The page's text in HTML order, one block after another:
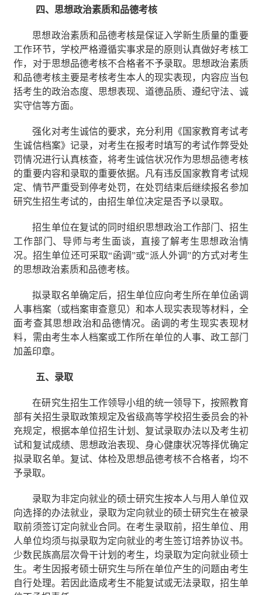
四、思想政治素质和品德考核
思想政治素质和品德考核是保证入学新生质量的重要
工作环节，学校严格遵循实事求是的原则认真做好考核工
作，对于思想品德考核不合格者不予录取。思想政治素质
和品德考核主要是考核考生本人的现实表现，内容应当包
括考生的政治态度、思想表现、道德品质、遵纪守法、诚
实守信等方面。
强化对考生诚信的要求，充分利用《国家教育考试考
生诚信档案》记录，对考生在报考时填写的考试作弊受处
罚情况进行认真核查，将考生诚信状况作为思想品德考核
的重要内容和录取的重要依据。凡有违反国家教育考试规
定、情节严重受到停考处罚，在处罚结束后继续报名参加
研究生招生考试的，由招生单位决定是否予以录取。
招生单位在复试的同时组织思想政治工作部门、招生
工作部门、导师与考生面谈，直接了解考生思想政治情
况。招生单位还可采取“函调”或“派人外调”的方式对考生
的思想政治素质和品德考核。
拟录取名单确定后，招生单位应向考生所在单位函调
人事档案（或档案审查意见）和本人现实表现等材料，全
面考查其思想政治和品德情况。函调的考生现实表现材
料，需由考生本人档案或工作所在单位的人事、政工部门
加盖印章。
五、录取
在研究生招生工作领导小组的统一领导下，按照教育
部有关招生录取政策规定及省级高等学校招生委员会的补
充规定，根据本单位招生计划、复试录取办法以及考生初
试和复试成绩、思想政治表现、身心健康状况等择优确定
拟录取名单。复试、体检及思想品德考核不合格者，均不
予录取。
录取为非定向就业的硕士研究生按本人与用人单位双
向选择的办法就业，录取为定向就业的硕士研究生在被录
取前须签订定向就业合同。在考生录取前，招生单位、用
人单位均须与拟录取为定向就业的考生签订培养协议书。
少数民族高层次骨干计划的考生，均录取为定向就业硕士
生。考生因报考硕士研究生与所在单位产生的问题由考生
自行处理。若因此造成考生不能复试或无法录取，招生单